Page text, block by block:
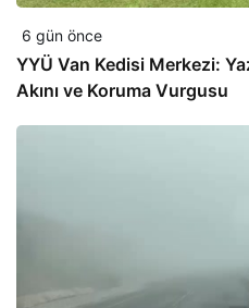
6 gün önce
YYÜ Van Kedisi Merkezi:
Akını ve Koruma Vurgusu